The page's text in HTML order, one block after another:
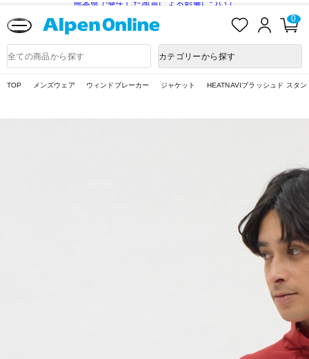
熊本県で発生した地震による影響について
入
ロ
ン
0
品
検
カテゴリーから探す
TOP メンズウェア ウィンドブレーカー ジャケット HEATNAVIブラッシュド スタ